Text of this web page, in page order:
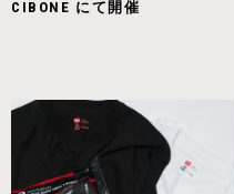
CIBONE にて開催